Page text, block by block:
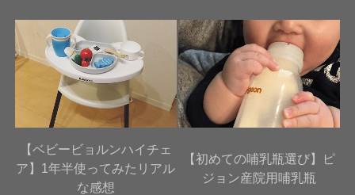
【ベビービョルンハイチェ
ア】1年半使ってみたリアル
な感想
【初めての哺乳瓶選び】ピ
ジョン産院用哺乳瓶